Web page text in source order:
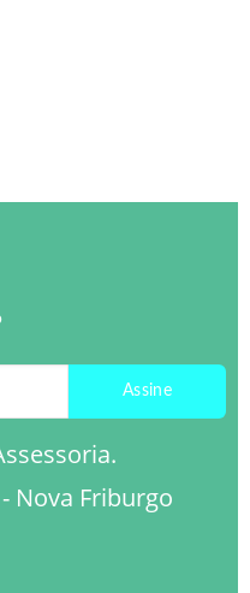
Assine
Nova Friburgo